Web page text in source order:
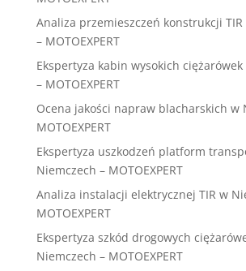
Analiza przemieszczeń konstrukcji
– MOTOEXPERT
Ekspertyza kabin wysokich
– MOTOEXPERT
Ocena jakości napraw blacharskich w
MOTOEXPERT
Ekspertyza uszkodzeń platform
Niemczech – MOTOEXPERT
Analiza instalacji elektrycznej TIR w
MOTOEXPERT
Ekspertyza szkód drogowych
Niemczech – MOTOEXPERT